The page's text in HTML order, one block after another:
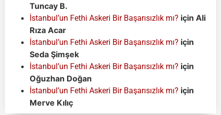
Tuncay B.
İstanbul’un Fethi Askeri Bir Başarısızlık mı? için Ali
Rıza Acar
İstanbul’un Fethi Askeri Bir Başarısızlık mı? için
Seda Şimşek
İstanbul’un Fethi Askeri Bir Başarısızlık mı? için
Oğuzhan Doğan
İstanbul’un Fethi Askeri Bir Başarısızlık mı? için
Merve Kılıç